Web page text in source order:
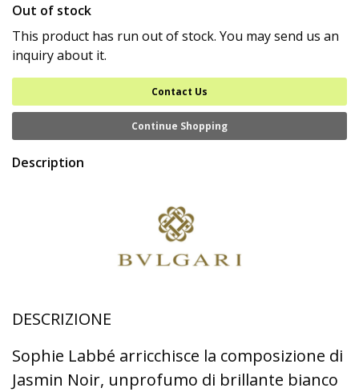
Out of stock
This product has run out of stock. You may send us an
inquiry about it.
Contact Us
Continue Shopping
Description
DESCRIZIONE
Sophie Labbé arricchisce la composizione di
Jasmin Noir, unprofumo di brillante bianco